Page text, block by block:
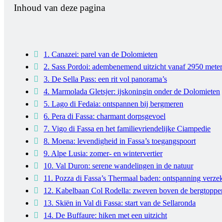
Inhoud van deze pagina
1. Canazei: parel van de Dolomieten
2. Sass Pordoi: adembenemend uitzicht vanaf 2950 meter
3. De Sella Pass: een rit vol panorama’s
4. Marmolada Gletsjer: ijskoningin onder de Dolomieten
5. Lago di Fedaia: ontspannen bij bergmeren
6. Pera di Fassa: charmant dorpsgevoel
7. Vigo di Fassa en het familievriendelijke Ciampedie
8. Moena: levendigheid in Fassa’s toegangspoort
9. Alpe Lusia: zomer- en wintervertier
10. Val Duron: serene wandelingen in de natuur
11. Pozza di Fassa’s Thermaal baden: ontspanning
12. Kabelbaan Col Rodella: zweven boven de
13. Skiën in Val di Fassa: start van de Sellaronda
14. De Buffaure: hiken met een uitzicht